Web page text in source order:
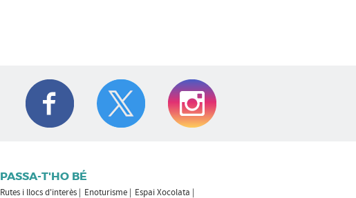
PASSA-T'HO BÉ
Rutes i llocs d'interès Enoturisme Espai Xocolata